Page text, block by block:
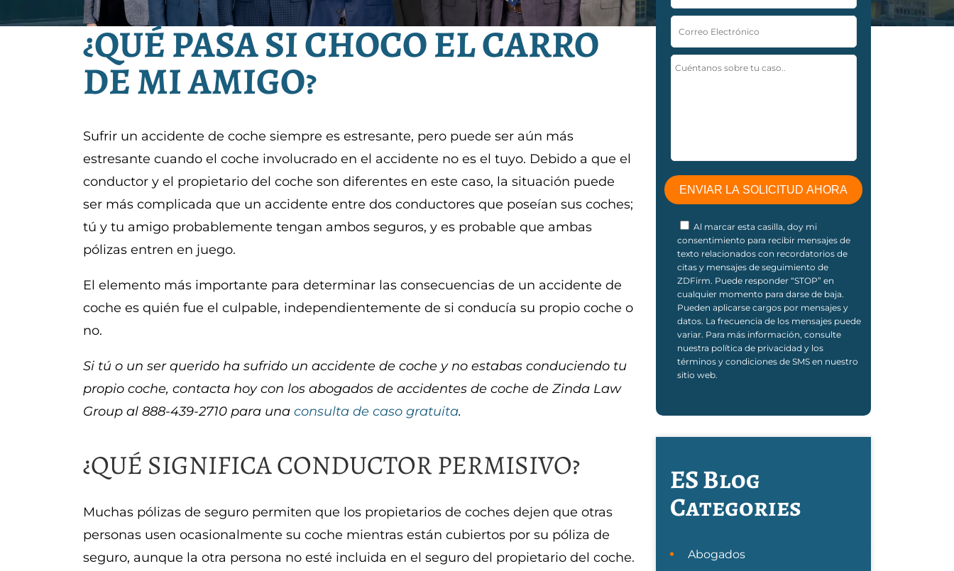
¿QUÉ PASA SI CHOCO EL CARRO
DE MI AMIGO?
Sufrir un accidente de coche siempre es estresante, pero puede ser aún más
estresante cuando el coche involucrado en el accidente no es el tuyo. Debido a que el
conductor y el propietario del coche son diferentes en este caso, la situación puede
ser más complicada que un accidente entre dos conductores que poseían sus coches;
tú y tu amigo probablemente tengan ambos seguros, y es probable que ambas
pólizas entren en juego.
El elemento más importante para determinar las consecuencias de un accidente de
coche es quién fue el culpable, independientemente de si conducía su propio coche o
no.
Si tú o un ser querido ha sufrido un accidente de coche y no estabas conduciendo tu
propio coche, contacta hoy con los abogados de accidentes de coche de Zinda Law
Group al 888-439-2710 para una consulta de caso gratuita.
¿QUÉ SIGNIFICA CONDUCTOR PERMISIVO?
Muchas pólizas de seguro permiten que los propietarios de coches dejen que otras
personas usen ocasionalmente su coche mientras están cubiertos por su póliza de
seguro, aunque la otra persona no esté incluida en el seguro del propietario del coche.
Al marcar esta casilla, doy mi
consentimiento para recibir mensajes de
texto relacionados con recordatorios de
citas y mensajes de seguimiento de
ZDFirm. Puede responder “STOP” en
cualquier momento para darse de baja.
Pueden aplicarse cargos por mensajes y
datos. La frecuencia de los mensajes puede
variar. Para más información, consulte
nuestra política de privacidad y los
términos y condiciones de SMS en nuestro
sitio web.
ES Blog
Categories
Abogados